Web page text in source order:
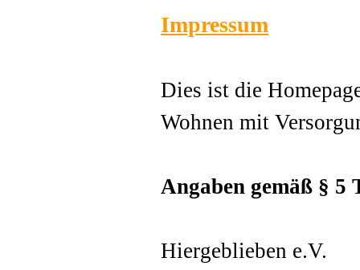
Impressum
Dies ist die
Wohnen mit
Angaben gemäß § 5
Hiergeblieben e.V.